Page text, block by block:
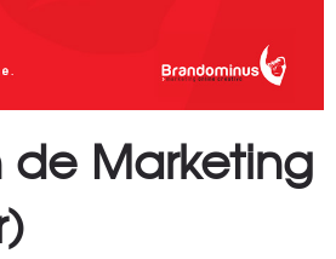
de Marketing